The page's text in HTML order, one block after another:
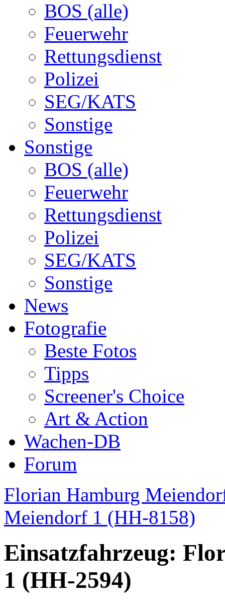
BOS (alle)
Feuerwehr
Rettungsdienst
Polizei
SEG/KATS
Sonstige
Sonstige
BOS (alle)
Feuerwehr
Rettungsdienst
Polizei
SEG/KATS
Sonstige
News
Fotografie
Beste Fotos
Tipps
Screener's Choice
Art & Action
Wachen-DB
Forum
Florian Hamburg
Meiendorf 1 (HH-8158)
Einsatzfahrzeug:
1 (HH-2594)